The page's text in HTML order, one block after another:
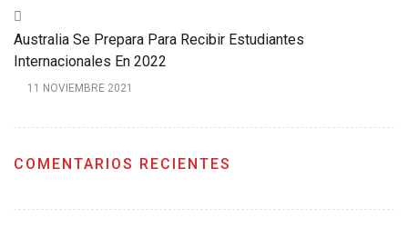
Australia Se Prepara Para Recibir Estudiantes
Internacionales En 2022
11 NOVIEMBRE 2021
COMENTARIOS RECIENTES